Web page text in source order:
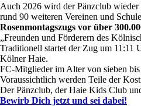
Auch 2026 wird der Pänzclub wieder
rund 90 weiteren Vereinen und
Rosenmontagszugs vor über
„Freunden und Förderern des
Traditionell startet der Zug um 11:11
Kölner Haie.
FC-Mitglieder im Alter von sieben bis
Voraussichtlich werden Teile der
Der Pänzclub, der Haie Kids Club
Bewirb Dich jetzt und sei dabei!